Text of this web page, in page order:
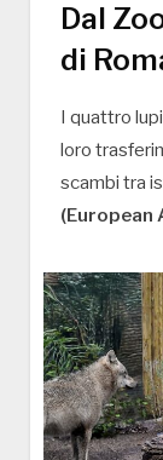
Dal
di
I quattro
loro
scambi tra
(European